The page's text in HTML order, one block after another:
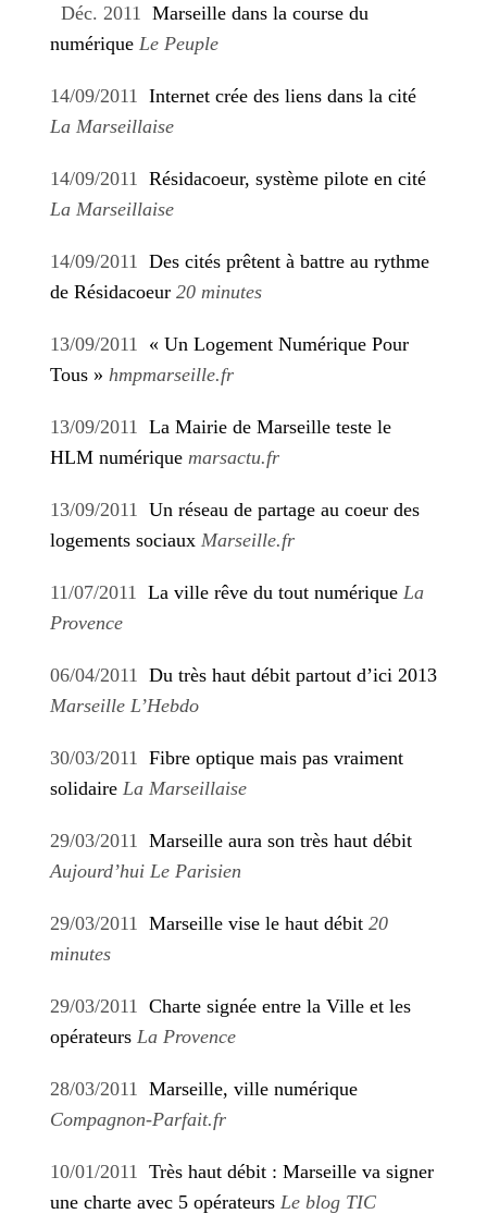
Déc. 2011 Marseille dans la course du
numérique Le Peuple
14/09/2011 Internet crée des liens dans la cité
La Marseillaise
14/09/2011 Résidacoeur, système pilote en cité
La Marseillaise
14/09/2011 Des cités prêtent à battre au rythme
de Résidacoeur 20 minutes
13/09/2011 « Un Logement Numérique Pour
Tous » hmpmarseille.fr
13/09/2011 La Mairie de Marseille teste le
HLM numérique marsactu.fr
13/09/2011 Un réseau de partage au coeur des
logements sociaux Marseille.fr
11/07/2011 La ville rêve du tout numérique La
Provence
06/04/2011 Du très haut débit partout d’ici 2013
Marseille L’Hebdo
30/03/2011 Fibre optique mais pas vraiment
solidaire La Marseillaise
29/03/2011 Marseille aura son très haut débit
Aujourd’hui Le Parisien
29/03/2011 Marseille vise le haut débit 20
minutes
29/03/2011 Charte signée entre la Ville et les
opérateurs La Provence
28/03/2011 Marseille, ville numérique
Compagnon-Parfait.fr
10/01/2011 Très haut débit : Marseille va signer
une charte avec 5 opérateurs Le blog TIC